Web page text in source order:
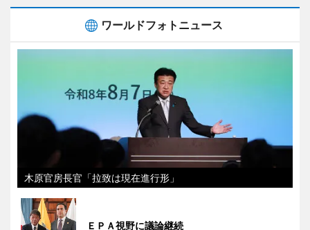
ワールドフォトニュース
木原官房長官「拉致は現在進行形」
ＥＰＡ視野に議論継続